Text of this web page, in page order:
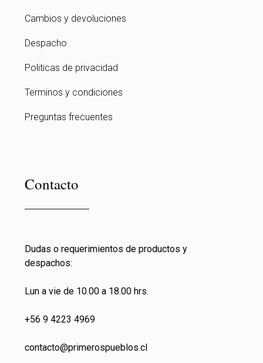
Cambios y devoluciones
Despacho
Politicas de privacidad
Terminos y condiciones
Preguntas frecuentes
Contacto
Dudas o requerimientos de productos y
despachos:
Lun a vie de 10.00 a 18.00 hrs.
+56 9 4223 4969
contacto@primerospueblos.cl